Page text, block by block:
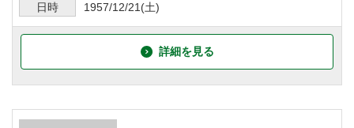
日時 1957/12/21 (土)
詳細を見る